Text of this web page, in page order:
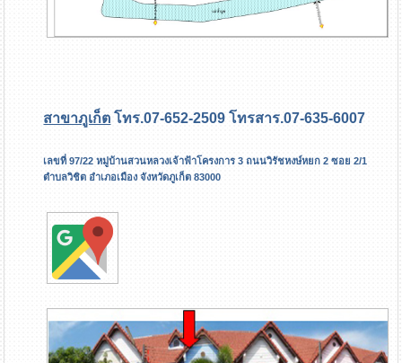
สาขาภูเก็ต โทร.07-652-2509 โทรสาร.07-635-6007
เลขที่ 97/22 หมู่บ้านสวนหลวงเจ้าฟ้าโครงการ 3 ถนนวิรัชหงษ์หยก 2 ซอย 2/1
ตำบลวิชิต อำเภอเมือง จังหวัดภูเก็ต 83000